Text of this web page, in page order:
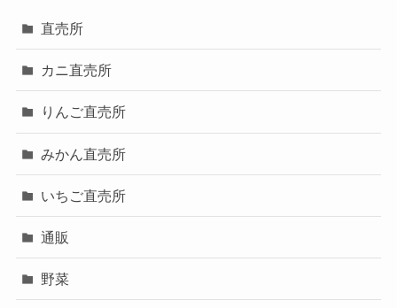
直売所
カニ直売所
りんご直売所
みかん直売所
いちご直売所
通販
野菜